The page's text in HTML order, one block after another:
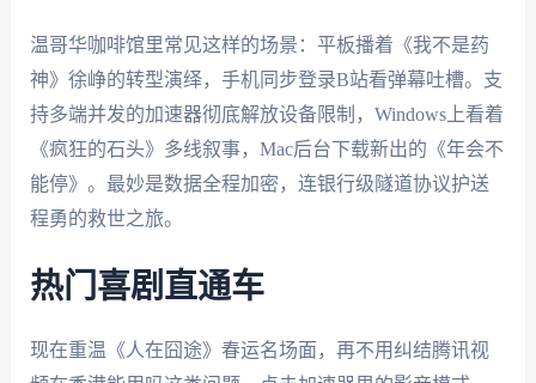
温哥华咖啡馆里常见这样的场景：平板播着《我不是药
神》徐峥的转型演绎，手机同步登录B站看弹幕吐槽。支
持多端并发的加速器彻底解放设备限制，Windows上看着
《疯狂的石头》多线叙事，Mac后台下载新出的《年会不
能停》。最妙是数据全程加密，连银行级隧道协议护送
程勇的救世之旅。
热门喜剧直通车
现在重温《人在囧途》春运名场面，再不用纠结腾讯视